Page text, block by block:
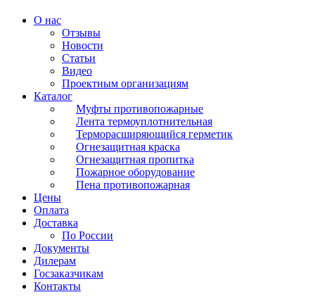
О нас
Отзывы
Новости
Статьи
Видео
Проектным организациям
Каталог
Муфты противопожарные
Лента термоуплотнительная
Терморасширяющийся герметик
Огнезащитная краска
Огнезащитная пропитка
Пожарное оборудование
Пена противопожарная
Цены
Оплата
Доставка
По России
Документы
Дилерам
Госзаказчикам
Контакты